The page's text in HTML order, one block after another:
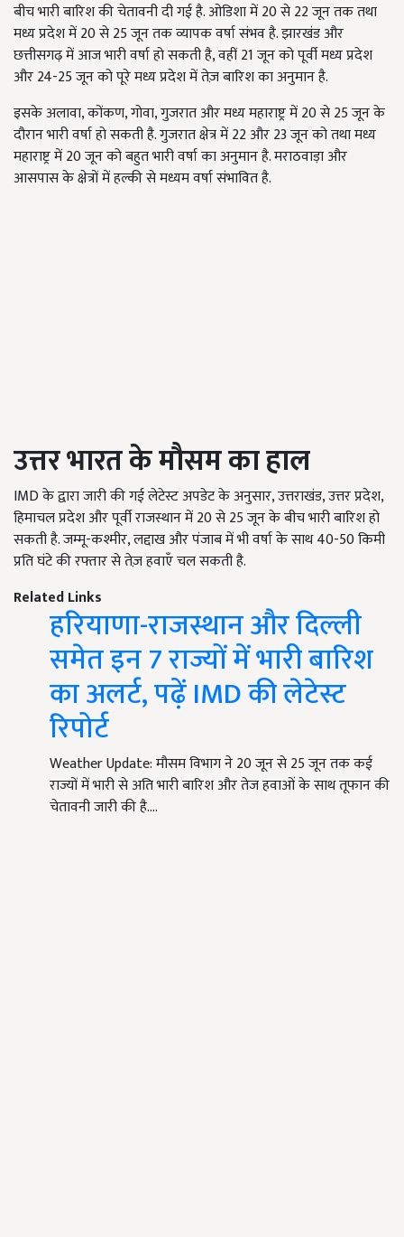
बीच भारी बारिश की चेतावनी दी गई है. ओडिशा में 20 से 22 जून तक तथा
मध्य प्रदेश में 20 से 25 जून तक व्यापक वर्षा संभव है. झारखंड और
छत्तीसगढ़ में आज भारी वर्षा हो सकती है, वहीं 21 जून को पूर्वी मध्य प्रदेश
और 24-25 जून को पूरे मध्य प्रदेश में तेज़ बारिश का अनुमान है.
इसके अलावा, कोंकण, गोवा, गुजरात और मध्य महाराष्ट्र में 20 से 25 जून के
दौरान भारी वर्षा हो सकती है. गुजरात क्षेत्र में 22 और 23 जून को तथा मध्य
महाराष्ट्र में 20 जून को बहुत भारी वर्षा का अनुमान है. मराठवाड़ा और
आसपास के क्षेत्रों में हल्की से मध्यम वर्षा संभावित है.
उत्तर भारत के मौसम का हाल
IMD के द्वारा जारी की गई लेटेस्ट अपडेट के अनुसार, उत्तराखंड, उत्तर प्रदेश,
हिमाचल प्रदेश और पूर्वी राजस्थान में 20 से 25 जून के बीच भारी बारिश हो
सकती है. जम्मू-कश्मीर, लद्दाख और पंजाब में भी वर्षा के साथ 40-50 किमी
प्रति घंटे की रफ्तार से तेज़ हवाएँ चल सकती है.
Related Links
हरियाणा-राजस्थान और दिल्ली
समेत इन 7 राज्यों में भारी बारिश
का अलर्ट, पढ़ें IMD की लेटेस्ट
रिपोर्ट
Weather Update: मौसम विभाग ने 20 जून से 25 जून तक कई
राज्यों में भारी से अति भारी बारिश और तेज हवाओं के साथ तूफान की
चेतावनी जारी की है.…